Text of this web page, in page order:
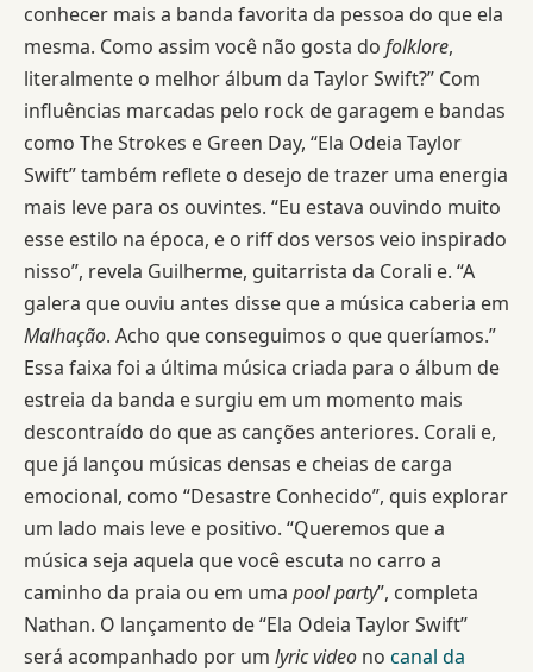
conhecer mais a banda favorita da pessoa do que ela
mesma. Como assim você não gosta do folklore,
literalmente o melhor álbum da Taylor Swift?” Com
influências marcadas pelo rock de garagem e bandas
como The Strokes e Green Day, “Ela Odeia Taylor
Swift” também reflete o desejo de trazer uma energia
mais leve para os ouvintes. “Eu estava ouvindo muito
esse estilo na época, e o riff dos versos veio inspirado
nisso”, revela Guilherme, guitarrista da Corali e. “A
galera que ouviu antes disse que a música caberia em
Malhação. Acho que conseguimos o que queríamos.”
Essa faixa foi a última música criada para o álbum de
estreia da banda e surgiu em um momento mais
descontraído do que as canções anteriores. Corali e,
que já lançou músicas densas e cheias de carga
emocional, como “Desastre Conhecido”, quis explorar
um lado mais leve e positivo. “Queremos que a
música seja aquela que você escuta no carro a
caminho da praia ou em uma pool party”, completa
Nathan. O lançamento de “Ela Odeia Taylor Swift”
será acompanhado por um lyric video no canal da